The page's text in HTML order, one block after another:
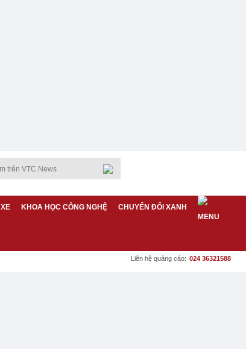
XE KHOA HỌC CÔNG NGHỆ CHUYỂN ĐỔI XANH
Liên hệ quảng cáo: 024 36321588